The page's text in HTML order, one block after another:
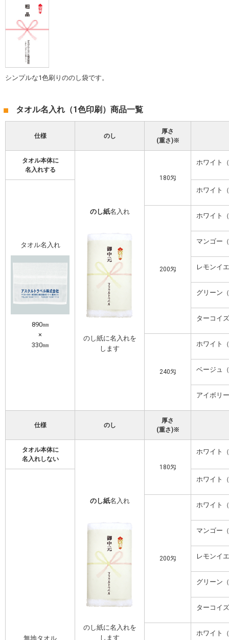
シンプルな1色刷りののし袋です。
タオル名入れ（1色印刷）商品一覧
仕様 のし
厚さ
(重さ)※
タオル本体に
名入れする
のし紙名入れ
のし紙に名入れを
します
180匁
ホワイト
タオル名入れ
890㎜
×
330㎜
ホワイト
200匁
ホワイト
マンゴー
レモンイ
グリーン
ターコイ
240匁
ホワイト
ベージュ
アイボリ
仕様 のし
厚さ
(重さ)※
タオル本体に
名入れしない
のし紙名入れ
のし紙に名入れを
します
180匁
ホワイト
無地タオル
ホワイト
200匁
ホワイト
マンゴー
レモンイ
グリーン
ターコイ
ホワイト